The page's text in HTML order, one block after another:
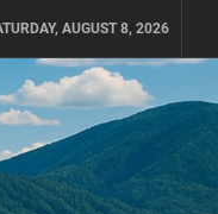
AUGUST 8, 2026